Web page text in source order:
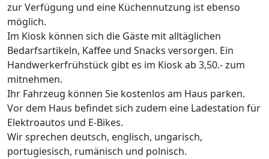
zur Verfügung und eine Küchennutzung ist ebenso
möglich.
Im Kiosk können sich die Gäste mit alltäglichen
Bedarfsartikeln, Kaffee und Snacks versorgen. Ein
Handwerkerfrühstück gibt es im Kiosk ab 3,50.- zum
mitnehmen.
Ihr Fahrzeug können Sie kostenlos am Haus parken.
Vor dem Haus befindet sich zudem eine Ladestation für
Elektroautos und E-Bikes.
Wir sprechen deutsch, englisch, ungarisch,
portugiesisch, rumänisch und polnisch.